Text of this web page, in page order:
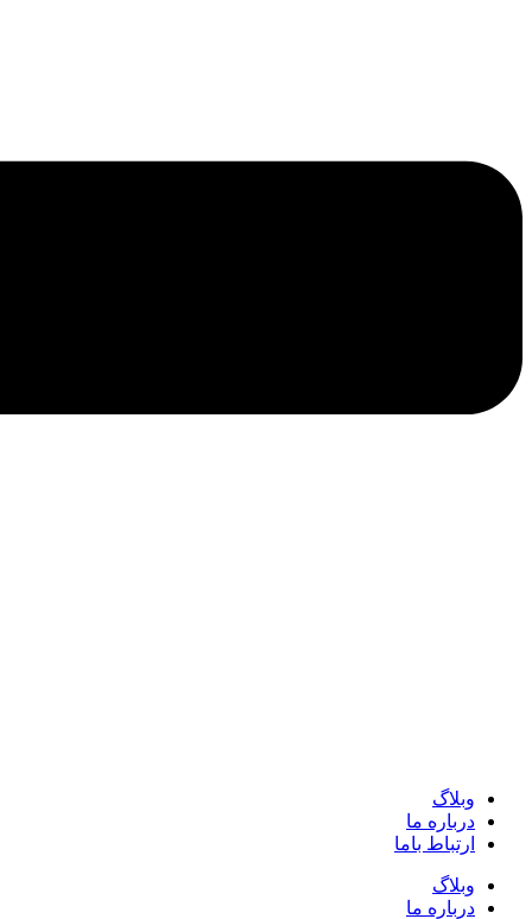
وبلاگ
درباره ما
ارتباط باما
وبلاگ
درباره ما